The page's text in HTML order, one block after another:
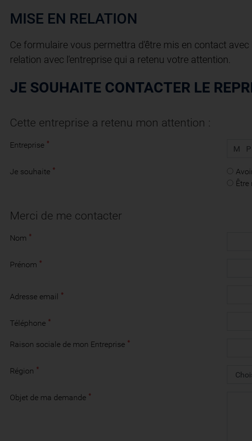
MISE EN RELATION
Ce formulaire vous permettra d'être mis en contact
relation avec l'entreprise qui a retenu votre attention.
JE SOUHAITE CONTACTER LE
Cette entreprise a retenu mon attention :
Entreprise
Je souhaite
Être
Merci de me contacter
Nom
Prénom
Adresse email
Téléphone
Raison sociale de mon Entreprise
Région
Objet de ma demande